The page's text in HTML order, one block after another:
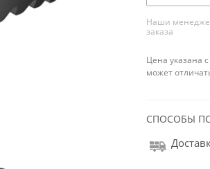
Наши
заказа
Цена указана
может
СПОСОБЫ